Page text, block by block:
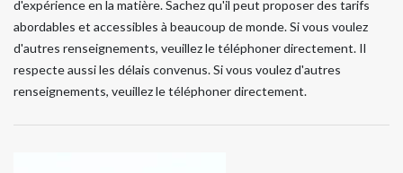
d'expérience en la matière. Sachez qu'il peut proposer des tarifs
abordables et accessibles à beaucoup de monde. Si vous voulez
d'autres renseignements, veuillez le téléphoner directement. Il
respecte aussi les délais convenus. Si vous voulez d'autres
renseignements, veuillez le téléphoner directement.